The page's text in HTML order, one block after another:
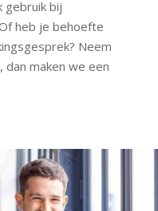
gebruik bij
heb je behoefte
Neem
maken we een